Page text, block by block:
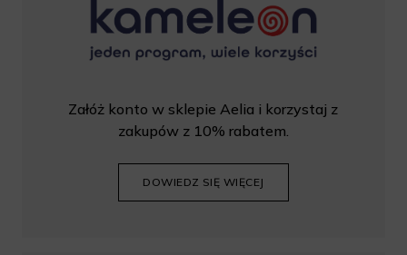
Załóż konto w sklepie Aelia i korzystaj z
zakupów z 10% rabatem.
DOWIEDZ SIĘ WIĘCEJ